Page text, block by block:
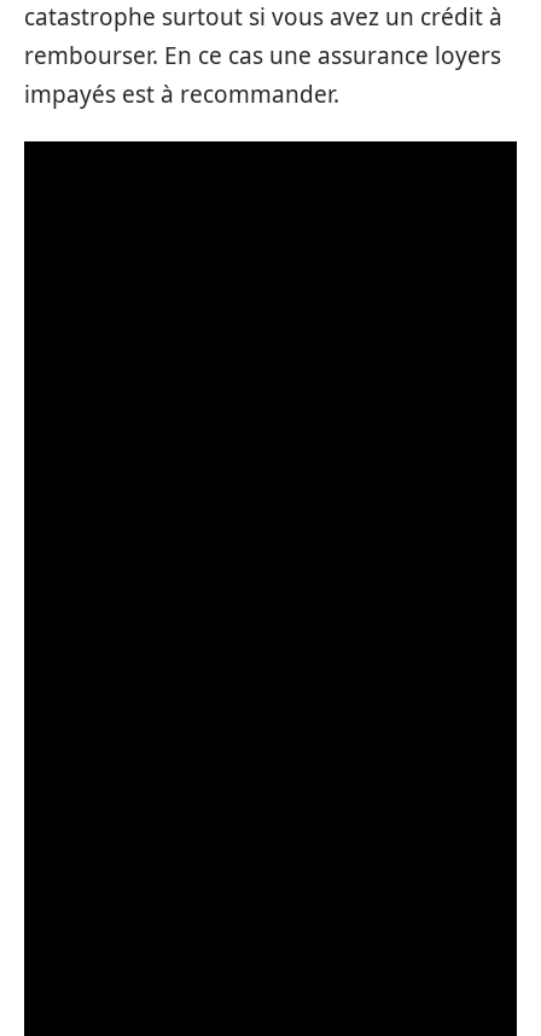
catastrophe surtout si vous avez un crédit à
rembourser. En ce cas une assurance loyers
impayés est à recommander.